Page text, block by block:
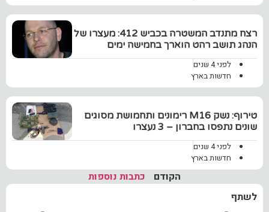
רצח מתנדב המשטרה בכביש 412: מעצרו של
הנהג תושב רהט הוארך בחמישה ימים
לפני 4 שנים
חדשות בארץ
טירוף: נשק M16 רימונים ותחמושת מסוגים
שונים נתפסו בחברון – 3 נעצרו
לפני 4 שנים
חדשות בארץ
הקודם
כתבות נוספות
לשתף